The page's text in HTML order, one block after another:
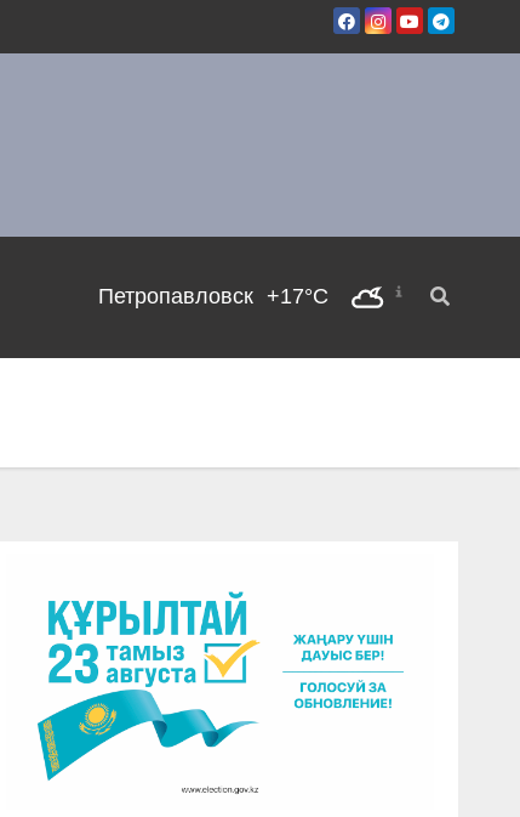
Петропавловск +17°C